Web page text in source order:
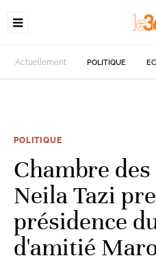
Actuellement POLITIQUE
POLITIQUE
Chambre
Neila Tazi
présidence
d'amitié